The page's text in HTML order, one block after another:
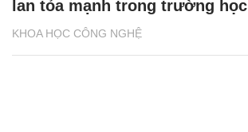
KHOA HỌC CÔNG NGHỆ
lan tỏa mạnh trong trường học